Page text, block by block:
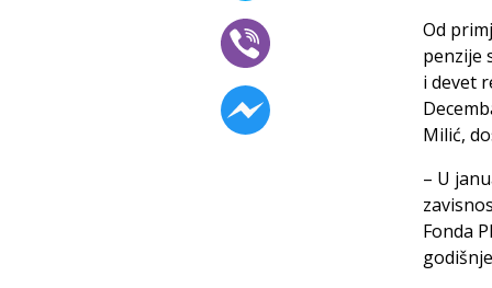
Od
penzije
i devet
Milić,
– U
Fonda